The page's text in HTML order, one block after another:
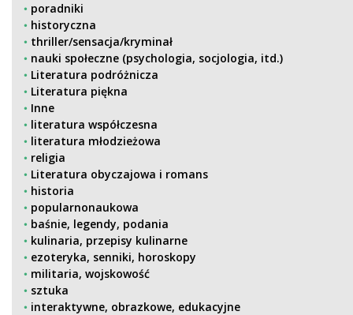
poradniki
historyczna
thriller/sensacja/kryminał
nauki społeczne (psychologia, socjologia, itd.)
Literatura podróżnicza
Literatura piękna
Inne
literatura współczesna
literatura młodzieżowa
religia
Literatura obyczajowa i romans
historia
popularnonaukowa
baśnie, legendy, podania
kulinaria, przepisy kulinarne
ezoteryka, senniki, horoskopy
militaria, wojskowość
sztuka
interaktywne, obrazkowe, edukacyjne